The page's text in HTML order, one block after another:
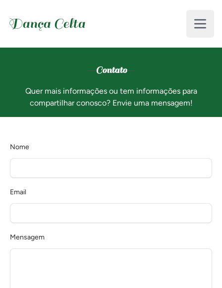
Dança Celta Abrir
Contato
Quer mais informações ou tem informações para
compartilhar conosco? Envie uma mensagem!
Nome
Email
Mensagem